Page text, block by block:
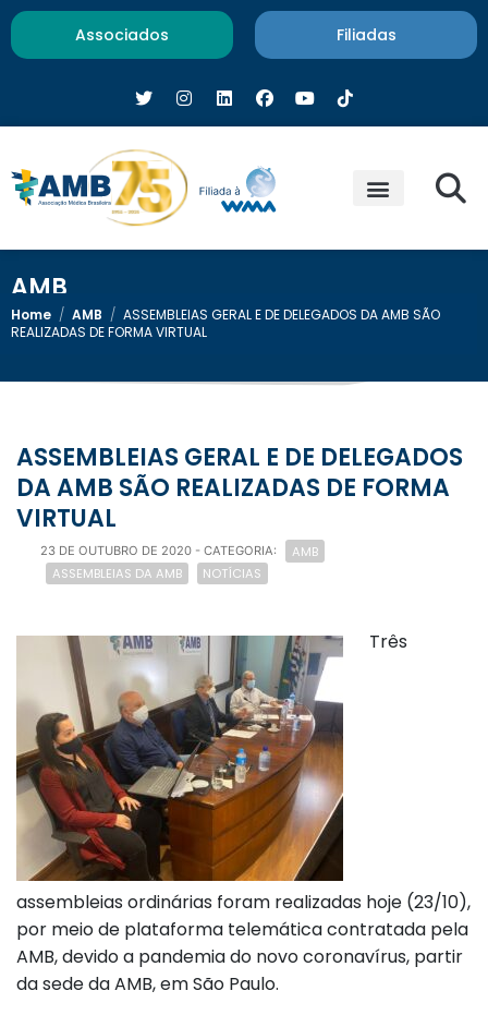
Associados Filiadas
AMB
Home / AMB / ASSEMBLEIAS GERAL E DE DELEGADOS DA AMB SÃO
REALIZADAS DE FORMA VIRTUAL
ASSEMBLEIAS GERAL E DE DELEGADOS
DA AMB SÃO REALIZADAS DE FORMA
VIRTUAL
23 DE OUTUBRO DE 2020 - CATEGORIA:
AMB
ASSEMBLEIAS DA AMB
NOTÍCIAS
Três
assembleias ordinárias foram realizadas hoje (23/10),
por meio de plataforma telemática contratada pela
AMB, devido a pandemia do novo coronavírus, partir
da sede da AMB, em São Paulo.